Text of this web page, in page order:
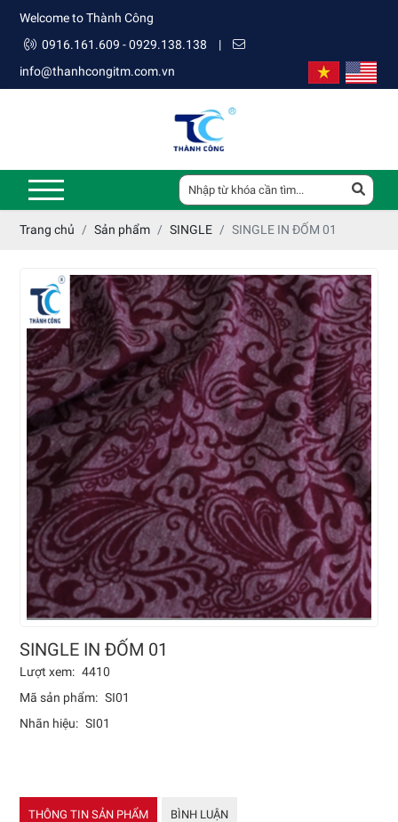
Welcome to Thành Công
0916.161.609 - 0929.138.138
|
info@thanhcongitm.com.vn
Trang chủ Sản phẩm SINGLE SINGLE IN ĐỐM 01
SINGLE IN ĐỐM 01
Lượt xem: 4410
Mã sản phẩm: SI01
Nhãn hiệu: SI01
THÔNG TIN SẢN PHẨM BÌNH LUẬN